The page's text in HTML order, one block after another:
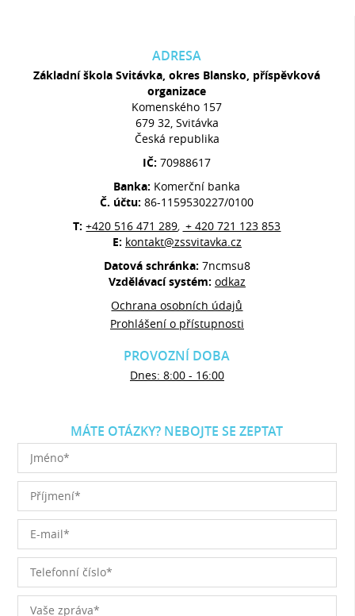
ADRESA
Základní škola Svitávka, okres Blansko, příspěvková
organizace
Komenského 157
679 32, Svitávka
Česká republika
IČ:70988617
Banka: Komerční banka
Č. účtu:86-1159530227/0100
T:+420 516 471 289, + 420 721 123 853
E: kontakt@zssvitavka.cz
Datová schránka: 7ncmsu8
Vzdělávací systém: odkaz
Ochrana osobních údajů
Prohlášení o přístupnosti
PROVOZNÍ DOBA
Dnes: 8:00 - 16:00
MÁTE OTÁZKY? NEBOJTE SE ZEPTAT